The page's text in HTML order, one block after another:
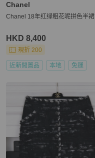
Chanel
Chanel 18年红绿粗花呢拼色半裙
HKD 8,400
現折 200
近新閒置品 本地 免運